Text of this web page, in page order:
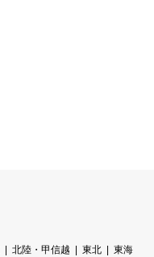
北陸・甲信越 東北
東海